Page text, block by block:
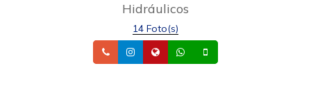
Hidráulicos
14 Foto(s)
TelefoneInstagram
Site Whatsapp